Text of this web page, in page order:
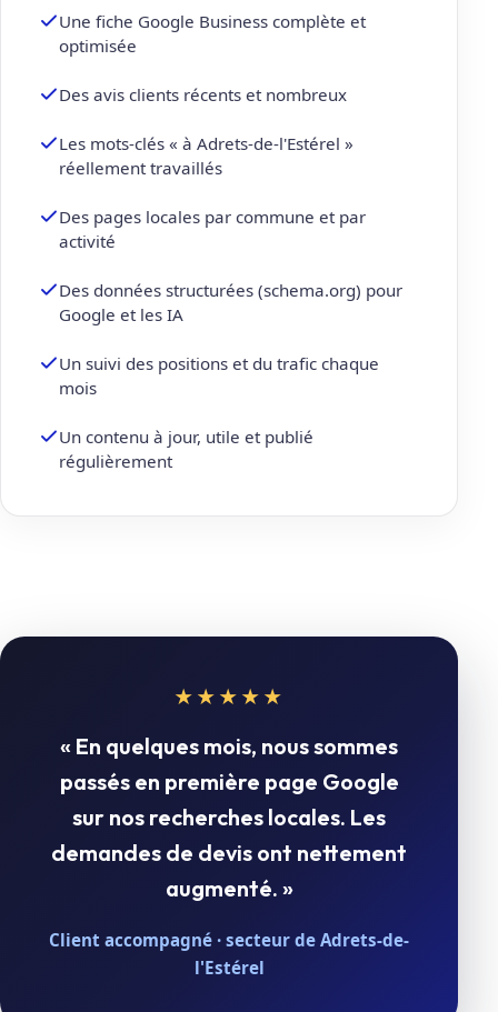
Une fiche Google Business complète et
optimisée
Des avis clients récents et nombreux
Les mots-clés « à Adrets-de-l'Estérel »
réellement travaillés
Des pages locales par commune et par
activité
Des données structurées (schema.org) pour
Google et les IA
Un suivi des positions et du trafic chaque
mois
Un contenu à jour, utile et publié
régulièrement
★★★★★
« En quelques mois, nous sommes
passés en première page Google
sur nos recherches locales. Les
demandes de devis ont nettement
augmenté. »
Client accompagné · secteur de Adrets-de-
l'Estérel